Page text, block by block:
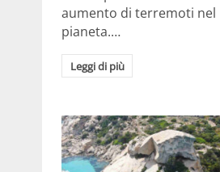
aumento di terremoti nel
pianeta.…
Leggi di più